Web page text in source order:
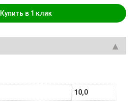
Купить в 1 клик
10,0